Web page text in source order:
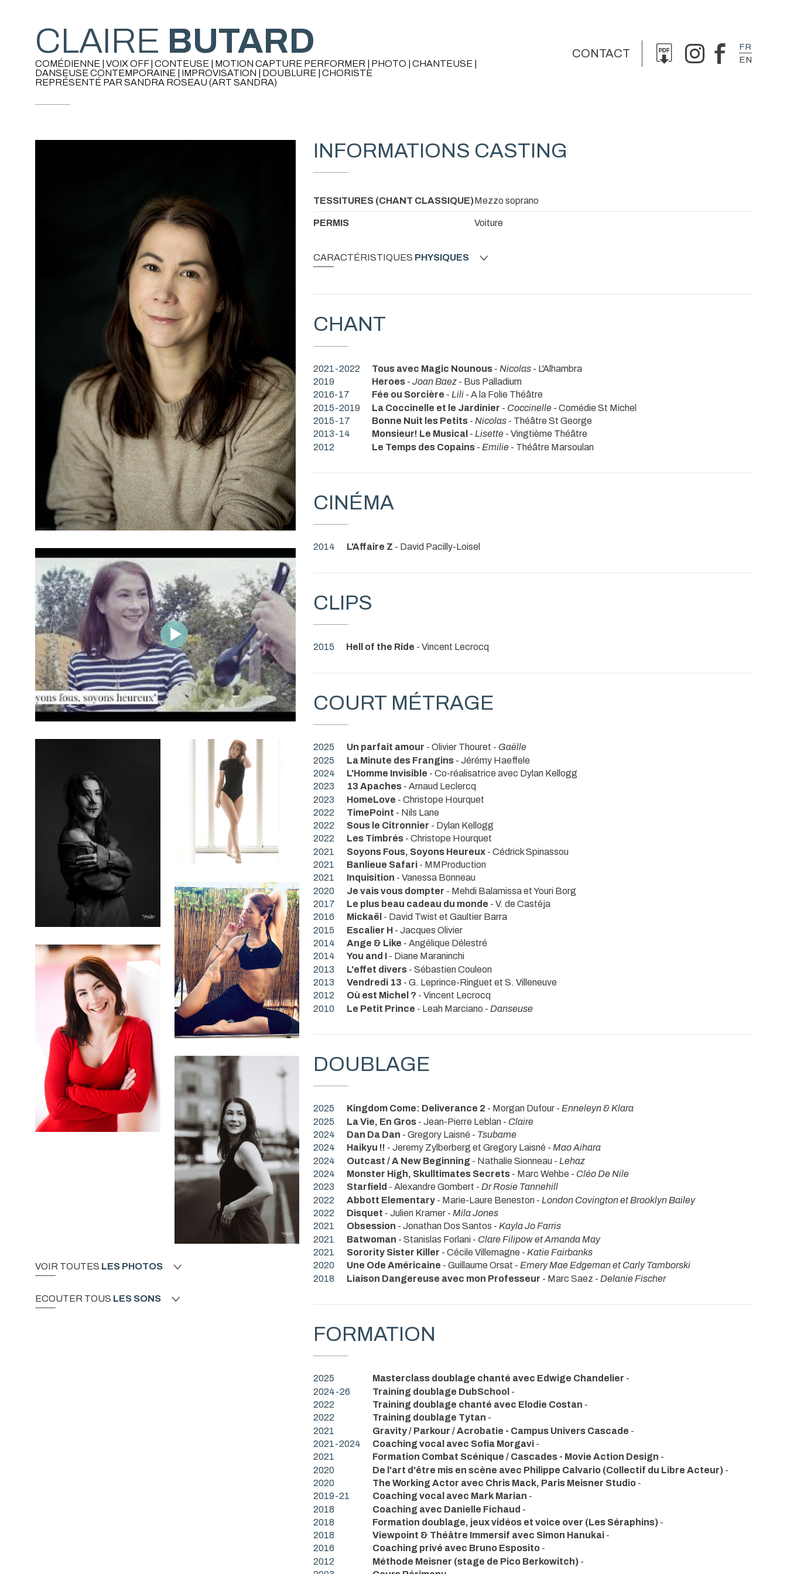
CLAIRE BUTARD
COMÉDIENNE | VOIX OFF | CONTEUSE | MOTION CAPTURE PERFORMER | PHOTO | CHANTEUSE |
DANSEUSE CONTEMPORAINE | IMPROVISATION | DOUBLURE | CHORISTE
REPRÉSENTÉ PAR SANDRA ROSEAU (ART SANDRA)
CONTACT
FR
EN
VOIR TOUTES LES PHOTOS
ECOUTER TOUS LES SONS
INFORMATIONS CASTING
TESSITURES (CHANT CLASSIQUE)Mezzo soprano
PERMIS Voiture
CARACTÉRISTIQUES PHYSIQUES
CHANT
2021-2022 Tous avec Magic Nounous - Nicolas - L'Alhambra
2019
Heroes - Joan Baez - Bus Palladium
2016-17
Fée ou Sorcière - Lili - A la Folie Théâtre
2015-2019
La Coccinelle et le Jardinier - Coccinelle - Comédie St Michel
2015-17
Bonne Nuit les Petits - Nicolas - Théâtre St George
2013-14
Monsieur! Le Musical - Lisette - Vingtième Théâtre
2012
Le Temps des Copains - Emilie - Théâtre Marsoulan
CINÉMA
2014 L'Affaire Z - David Pacilly-Loisel
CLIPS
2015 Hell of the Ride - Vincent Lecrocq
COURT MÉTRAGE
2025 Un parfait amour - Olivier Thouret - Gaëlle
2025
La Minute des Frangins - Jérémy Haeffele
2024
L'Homme Invisible - Co-réalisatrice avec Dylan Kellogg
2023
13 Apaches - Arnaud Leclercq
2023
HomeLove - Christope Hourquet
2022
TimePoint - Nils Lane
2022
Sous le Citronnier - Dylan Kellogg
2022
Les Timbrés - Christope Hourquet
2021
Soyons Fous, Soyons Heureux - Cédrick Spinassou
2021
Banlieue Safari - MMProduction
2021
Inquisition - Vanessa Bonneau
2020
Je vais vous dompter - Mehdi Balamissa et Youri Borg
2017
Le plus beau cadeau du monde - V. de Castéja
2016
Mickaël - David Twist et Gaultier Barra
2015
Escalier H - Jacques Olivier
2014
Ange & Like - Angélique Délestré
2014
You and I - Diane Maraninchi
2013
L'effet divers - Sébastien Couleon
2013
Vendredi 13 - G. Leprince-Ringuet et S. Villeneuve
2012
Où est Michel ? - Vincent Lecrocq
2010
Le Petit Prince - Leah Marciano - Danseuse
DOUBLAGE
2025 Kingdom Come: Deliverance 2 - Morgan Dufour - Enneleyn & Klara
2025
La Vie, En Gros - Jean-Pierre Leblan - Claire
2024
Dan Da Dan - Gregory Laisné - Tsubame
2024
Haikyu !! - Jeremy Zylberberg et Gregory Laisné - Mao Aihara
2024
Outcast / A New Beginning - Nathalie Sionneau - Lehaz
2024
Monster High, Skulltimates Secrets - Marc Wehbe - Cléo De Nile
2023
Starfield - Alexandre Gombert - Dr Rosie Tannehill
2022
Abbott Elementary - Marie-Laure Beneston - London Covington et Brooklyn Bailey
2022
Disquet - Julien Kramer - Mila Jones
2021
Obsession - Jonathan Dos Santos - Kayla Jo Farris
2021
Batwoman - Stanislas Forlani - Clare Filipow et Amanda May
2021
Sorority Sister Killer - Cécile Villemagne - Katie Fairbanks
2020
Une Ode Américaine - Guillaume Orsat - Emery Mae Edgeman et Carly Tamborski
2018
Liaison Dangereuse avec mon Professeur - Marc Saez - Delanie Fischer
FORMATION
2025 Masterclass doublage chanté avec Edwige Chandelier -
2024-26
Training doublage DubSchool -
2022
Training doublage chanté avec Elodie Costan -
2022
Training doublage Tytan -
2021
Gravity / Parkour / Acrobatie - Campus Univers Cascade -
2021-2024
Coaching vocal avec Sofia Morgavi -
2021
Formation Combat Scénique / Cascades - Movie Action Design -
2020
De l'art d'être mis en scène avec Philippe Calvario (Collectif du Libre Acteur) -
2020
The Working Actor avec Chris Mack, Paris Meisner Studio -
2019-21
Coaching vocal avec Mark Marian -
2018
Coaching avec Danielle Fichaud -
2018
Formation doublage, jeux vidéos et voice over (Les Séraphins) -
2018
Viewpoint & Théâtre Immersif avec Simon Hanukai -
2016
Coaching privé avec Bruno Esposito -
2012
Méthode Meisner (stage de Pico Berkowitch) -